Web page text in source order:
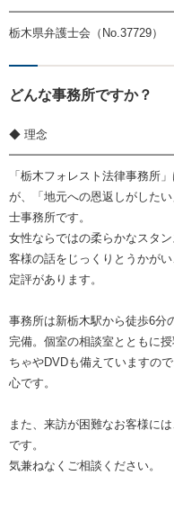
栃木県弁護士会（No.37729）
どんな事務所ですか？
◆ 理念
「栃木フォレスト法律事務所
が、「地元への恩返しがした
士事務所です。
女性ならではの柔らかなスタ
客様の話をじっくりとうかが
定評があります。
事務所は新栃木駅から徒歩6分
完備。個室の相談室とともに
ちゃやDVDも備えていますの
心です。
また、来訪が困難なお客様に
です。
気兼ねなくご相談ください。